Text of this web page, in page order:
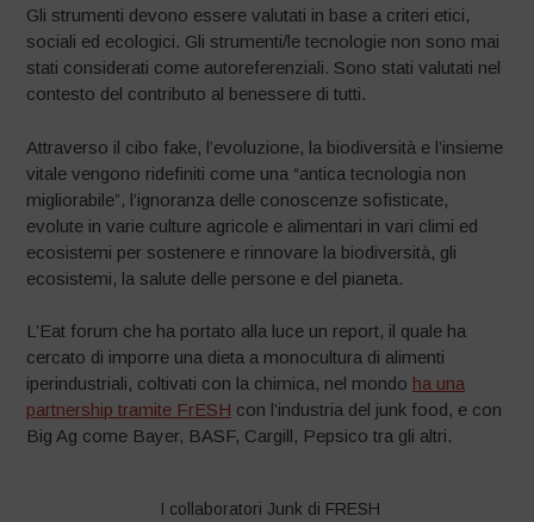
Gli strumenti devono essere valutati in base a criteri etici,
sociali ed ecologici. Gli strumenti/le tecnologie non sono mai
stati considerati come autoreferenziali. Sono stati valutati nel
contesto del contributo al benessere di tutti.
Attraverso il cibo fake, l’evoluzione, la biodiversità e l’insieme
vitale vengono ridefiniti come una “antica tecnologia non
migliorabile”, l’ignoranza delle conoscenze sofisticate,
evolute in varie culture agricole e alimentari in vari climi ed
ecosistemi per sostenere e rinnovare la biodiversità, gli
ecosistemi, la salute delle persone e del pianeta.
L’Eat forum che ha portato alla luce un report, il quale ha
cercato di imporre una dieta a monocultura di alimenti
iperindustriali, coltivati con la chimica, nel mondo ha una
partnership tramite FrESH con l’industria del junk food, e con
Big Ag come Bayer, BASF, Cargill, Pepsico tra gli altri.
I collaboratori Junk di FRESH